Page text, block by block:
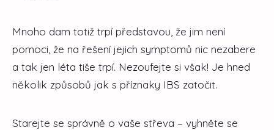
Mnoho dam totiž trpí představou, že jim není
pomoci, že na řešení jejich symptomů nic nezabere
a tak jen léta tiše trpí. Nezoufejte si však! Je hned
několik způsobů jak s příznaky IBS zatočit.
Starejte se správně o vaše střeva – vyhněte se